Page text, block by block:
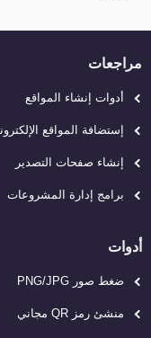
مراجعات
أدوات إنشاء المواقع
إستضافة المواقع
إنشاء صفحات التصدير
برامج إدارة المشروعات
أدوات
ضغط صور PNG/JPG
منشئ رمز QR مجاني